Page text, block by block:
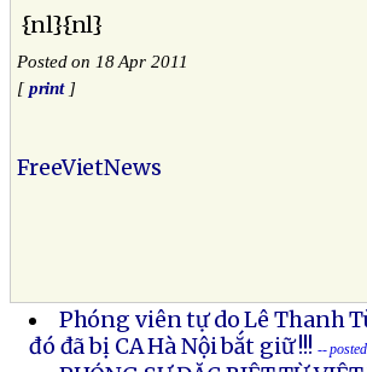
{nl}{nl}
Posted on 18 Apr 2011
[print]
FreeVietNews
Phóng viên tự do Lê Thanh
đó đã bị CA Hà Nội bắt giữ !!! --